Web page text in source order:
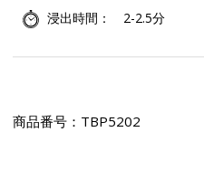
浸出時間
2-2.5分
商品番号： TBP5202